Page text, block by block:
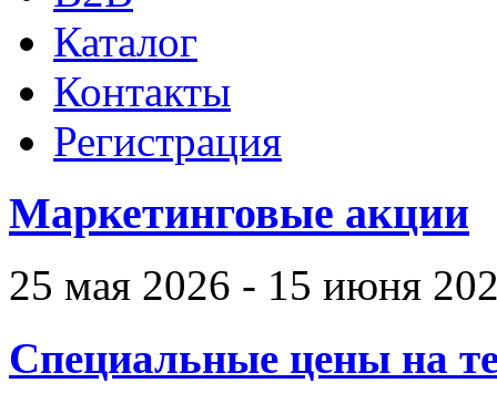
Каталог
Контакты
Регистрация
Маркетинговые акции
25 мая 2026 - 15 июня
Специальные цены на